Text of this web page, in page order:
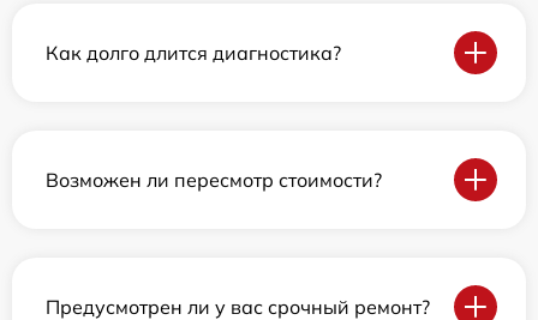
Как долго длится диагностика?
Возможен ли пересмотр стоимости?
Предусмотрен ли у вас срочный ремонт?